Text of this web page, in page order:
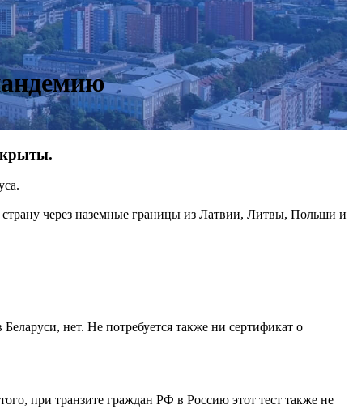
через наземные границы из Латвии, Литвы, Польши и
нет. Не потребуется также ни сертификат о
при транзите граждан РФ в Россию этот тест также не